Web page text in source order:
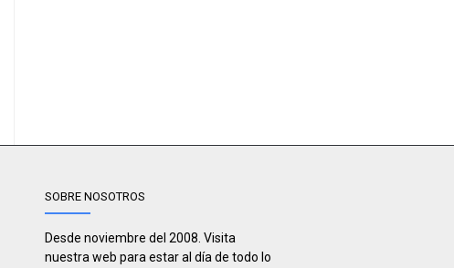
SOBRE NOSOTROS
Desde noviembre del 2008. Visita
nuestra web para estar al día de todo lo